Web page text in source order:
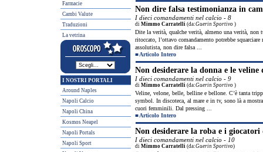
Farmacie
Cambi Valute
Traduzioni
La vetrina
I NOSTRI PORTALI
Around Naples
Napoli Calcio
Napoli China
Kosmos Neapel
Napoli Portals
Napoli Sport
Non dire falsa testimonianza in
I dieci comandamenti nel calcio - 8
di Mimmo Carratelli (da:Guerin Sportivo )
Dite la verità, qualche verità, almeno una verità, non
ritoccato, l’ottavo comandamento potrebbe
assolutista, non dire falsa ...
■ Articolo Intero
Non desiderare la donna e le veline
I dieci comandamenti nel calcio - 9
di Mimmo Carratelli(da:Guerin Sportivo )
Veline, velone, belle, belline e bellone. C’è tanta
symbol. In discoteca, al mare e in tv, sono là a
cuori femminili. Dal pressing ...
■ Articolo Intero
Non desiderare la roba e i giocatori
I dieci comandamenti nel calcio - 10
di Mimmo Carratelli (da:Guerin Sportivo)